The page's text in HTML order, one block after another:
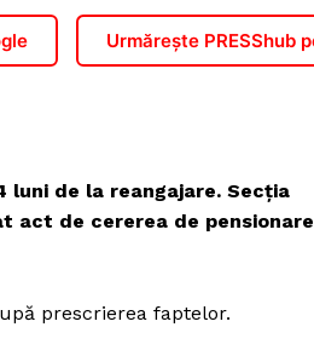
Urmărește PRESShub
de la reangajare. Secția
act de cererea de
prescrierea faptelor.